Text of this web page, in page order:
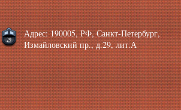
Аренда офиса Технологический институт
Аренда помещений Фрунзенская
Адрес: 190005, РФ, Санкт-Петербург,
Измайловский пр., д.29, лит.А